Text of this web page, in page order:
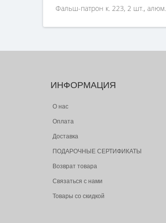
Фальш-патрон к. 223, 2 шт., алюм.
ИНФОРМАЦИЯ
О нас
Оплата
Доставка
ПОДАРОЧНЫЕ СЕРТИФИКАТЫ
Возврат товара
Связаться с нами
Товары со скидкой